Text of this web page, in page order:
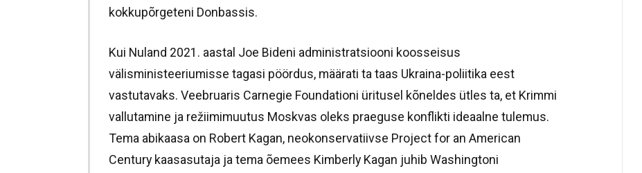
kokkupõrgeteni Donbassis.
Kui Nuland 2021. aastal Joe Bideni administratsiooni koosseisus
välisministeeriumisse tagasi pöördus, määrati ta taas Ukraina-poliitika eest
vastutavaks. Veebruaris Carnegie Foundationi üritusel kõneldes ütles ta, et Krimmi
vallutamine ja režiimimuutus Moskvas oleks praeguse konflikti ideaalne tulemus.
Tema abikaasa on Robert Kagan, neokonservatiivse Project for an American
Century kaasasutaja ja tema õemees Kimberly Kagan juhib Washingtoni